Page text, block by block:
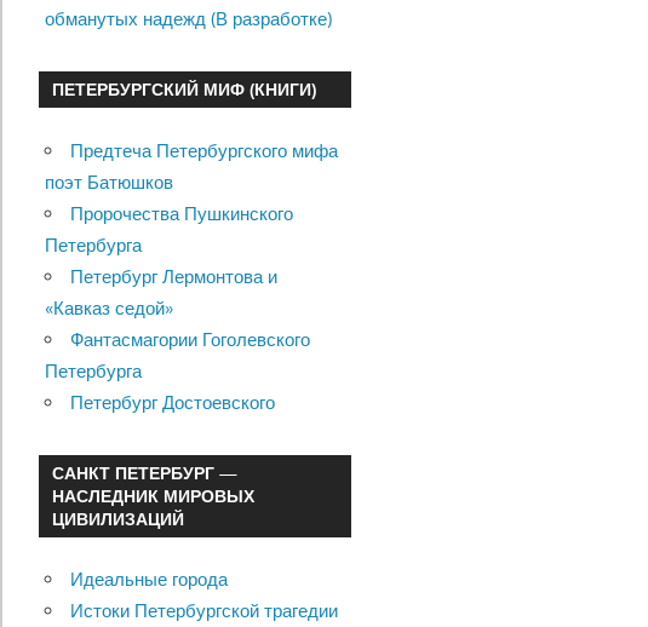
обманутых надежд (В разработке)
ПЕТЕРБУРГСКИЙ МИФ (КНИГИ)
Предтеча Петербургского мифа
поэт Батюшков
Пророчества Пушкинского
Петербурга
Петербург Лермонтова и
«Кавказ седой»
Фантасмагории Гоголевского
Петербурга
Петербург Достоевского
САНКТ ПЕТЕРБУРГ —
НАСЛЕДНИК МИРОВЫХ
ЦИВИЛИЗАЦИЙ
Идеальные города
Истоки Петербургской трагедии